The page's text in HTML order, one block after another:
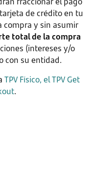
de crédito en tu
compra y sin asumir
total de la compra
(intereses y/o
con su entidad.
TPV Físico, el TPV Get
.